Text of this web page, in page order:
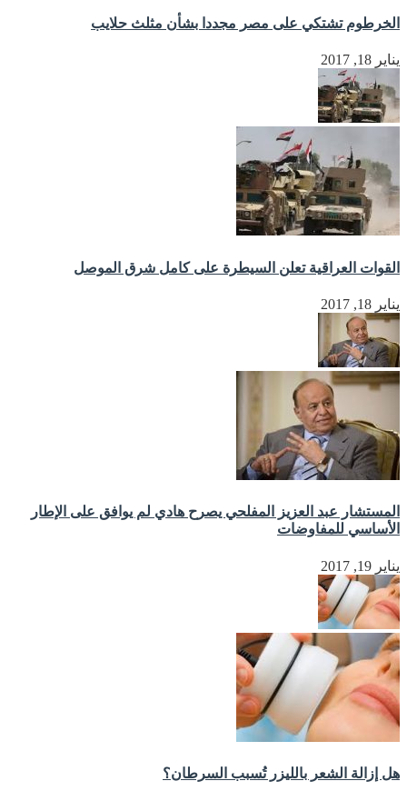
الخرطوم تشتكي على مصر مجددا بشأن مثلث حلايب
يناير 18, 2017
القوات العراقية تعلن السيطرة على كامل شرق الموصل
يناير 18, 2017
المستشار عبد العزيز المفلحي يصرح هادي لم يوافق على الإطار
الأساسي للمفاوضات
يناير 19, 2017
هل إزالة الشعر بالليزر تُسبب السرطان؟